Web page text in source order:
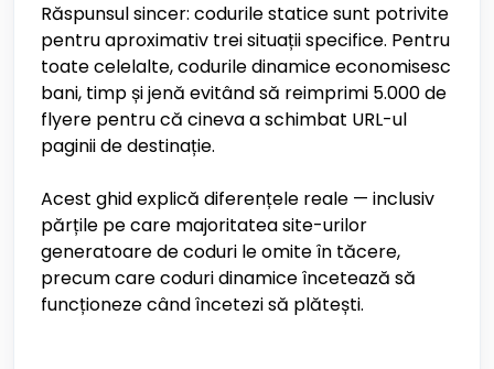
Răspunsul sincer: codurile statice sunt potrivite
pentru aproximativ trei situații specifice. Pentru
toate celelalte, codurile dinamice economisesc
bani, timp și jenă evitând să reimprimi 5.000 de
flyere pentru că cineva a schimbat URL-ul
paginii de destinație.
Acest ghid explică diferențele reale — inclusiv
părțile pe care majoritatea site-urilor
generatoare de coduri le omite în tăcere,
precum care coduri dinamice încetează să
funcționeze când încetezi să plătești.